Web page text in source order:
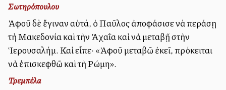
Σωτηρόπουλου
Ἀφοῦ δὲ ἔγιναν αὐτά, ὁ Παῦλος ἀποφάσισε νὰ περάσῃ
τὴ Μακεδονία καὶ τὴν Ἀχαΐα καὶ νὰ μεταβῇ στὴν
Ἱερουσαλήμ. Καὶ εἶπε· «Ἀφοῦ μεταβῶ ἐκεῖ, πρόκειται
νὰ ἐπισκεφθῶ καὶ τὴ Ρώμη».
Τρεμπέλα